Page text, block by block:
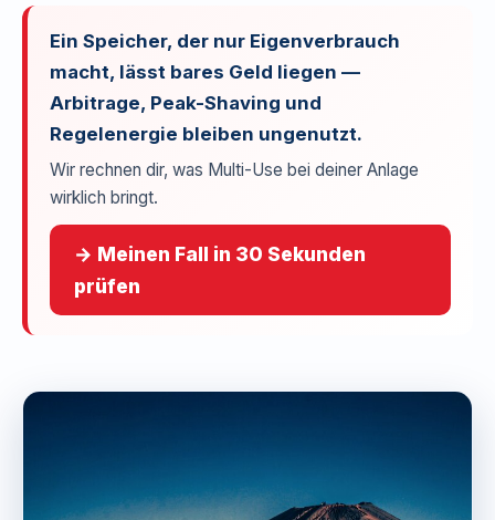
Ein Speicher, der nur Eigenverbrauch
macht, lässt bares Geld liegen —
Arbitrage, Peak-Shaving und
Regelenergie bleiben ungenutzt.
Wir rechnen dir, was Multi-Use bei deiner Anlage
wirklich bringt.
→ Meinen Fall in 30 Sekunden
prüfen